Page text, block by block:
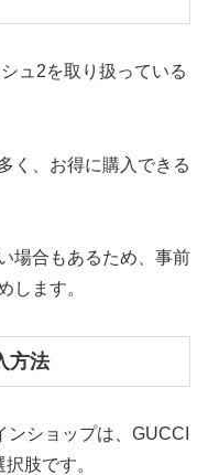
ュ2を取り扱っている
く、お得に購入できる
場合もあるため、事前
します。
方法
ショップは、GUCCI
肢です。